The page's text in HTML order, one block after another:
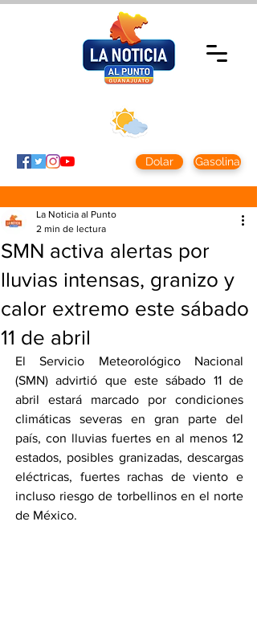
Dolar Gasolina
SMN activa alertas por
lluvias intensas, granizo y
calor extremo este sábado
11 de abril
La Noticia al Punto
2 min de lectura
El Servicio Meteorológico Nacional
(SMN) advirtió que este sábado 11 de
abril estará marcado por condiciones
climáticas severas en gran parte del
país, con lluvias fuertes en al menos 12
estados, posibles granizadas, descargas
eléctricas, fuertes rachas de viento e
incluso riesgo de torbellinos en el norte
de México.